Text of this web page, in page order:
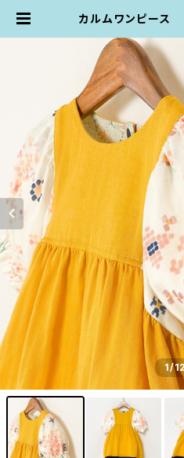
カルムワンピース
1/12